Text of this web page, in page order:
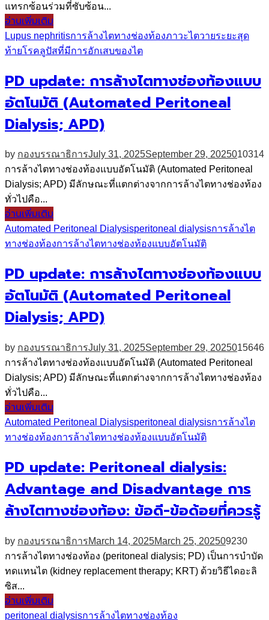
แทรกซ้อนร่วมที่ซับซ้อน...
อ่านเพิ่มเติม
Lupus nephritisการล้างไตทางช่องท้องภาวะไตวายระยะสุด
ท้ายโรคลูปัสที่มีการอักเสบของไต
PD update: การล้างไตทางช่องท้องแบบ
อัตโนมัติ (Automated Peritoneal
Dialysis; APD)
by กองบรรณาธิการJuly 31, 2025September 29, 2025010314
การล้างไตทางช่องท้องแบบอัตโนมัติ (Automated Peritoneal
Dialysis; APD) มีลักษณะที่แตกต่างจากการล้างไตทางช่องท้อง
ทั่วไปคือ...
อ่านเพิ่มเติม
Automated Peritoneal Dialysisperitoneal dialysisการล้างไต
ทางช่องท้องการล้างไตทางช่องท้องแบบอัตโนมัติ
PD update: การล้างไตทางช่องท้องแบบ
อัตโนมัติ (Automated Peritoneal
Dialysis; APD)
by กองบรรณาธิการJuly 31, 2025September 29, 2025015646
การล้างไตทางช่องท้องแบบอัตโนมัติ (Automated Peritoneal
Dialysis; APD) มีลักษณะที่แตกต่างจากการล้างไตทางช่องท้อง
ทั่วไปคือ...
อ่านเพิ่มเติม
Automated Peritoneal Dialysisperitoneal dialysisการล้างไต
ทางช่องท้องการล้างไตทางช่องท้องแบบอัตโนมัติ
PD update: Peritoneal dialysis:
Advantage and Disadvantage การ
ล้างไตทางช่องท้อง: ข้อดี-ข้อด้อยที่ควรรู้
by กองบรรณาธิการMarch 14, 2025March 25, 202509230
การล้างไตทางช่องท้อง (peritoneal dialysis; PD) เป็นการบำบัด
ทดแทนไต (kidney replacement therapy; KRT) ด้วยวิธีไดอะลิ
ซิส...
อ่านเพิ่มเติม
peritoneal dialysisการล้างไตทางช่องท้อง